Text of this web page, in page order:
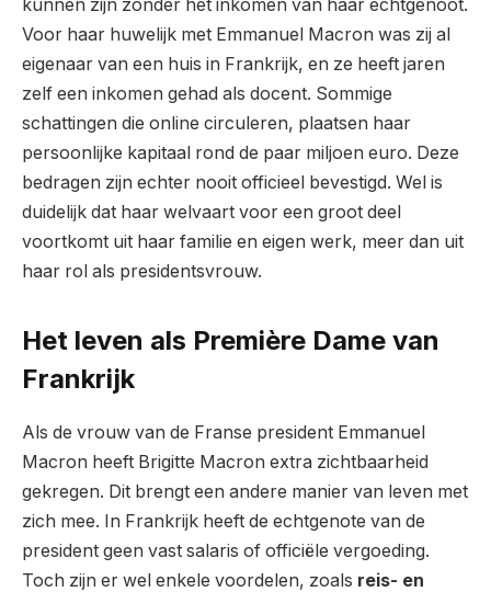
kunnen zijn zonder het inkomen van haar echtgenoot.
Voor haar huwelijk met Emmanuel Macron was zij al
eigenaar van een huis in Frankrijk, en ze heeft jaren
zelf een inkomen gehad als docent. Sommige
schattingen die online circuleren, plaatsen haar
persoonlijke kapitaal rond de paar miljoen euro. Deze
bedragen zijn echter nooit officieel bevestigd. Wel is
duidelijk dat haar welvaart voor een groot deel
voortkomt uit haar familie en eigen werk, meer dan uit
haar rol als presidentsvrouw.
Het leven als Première Dame van
Frankrijk
Als de vrouw van de Franse president Emmanuel
Macron heeft Brigitte Macron extra zichtbaarheid
gekregen. Dit brengt een andere manier van leven met
zich mee. In Frankrijk heeft de echtgenote van de
president geen vast salaris of officiële vergoeding.
Toch zijn er wel enkele voordelen, zoals reis- en